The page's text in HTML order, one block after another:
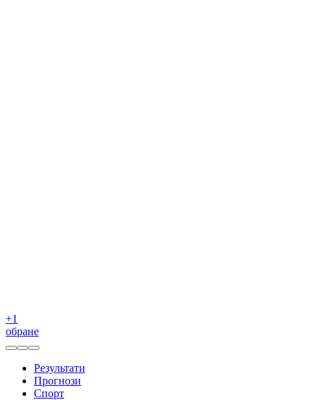
+1
обране
Результати
Прогнози
Спорт